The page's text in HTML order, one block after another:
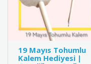
19 Mayıs Tohumlu
Kalem Hediyesi |